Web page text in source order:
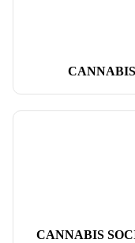
CANNABIS